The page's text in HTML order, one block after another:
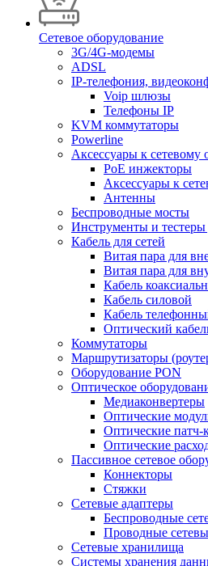
Сетевое оборудование
3G/4G-модемы
ADSL
IP-телефония,
Voip шлюзы
Телефоны IP
KVM коммутаторы
Powerline
Аксессуары к сетевому
PoE инжекторы
Аксессуары к
Антенны
Беспроводные мосты
Инструменты и тестеры
Кабель для сетей
Витая пара для
Витая пара для
Кабель
Кабель силовой
Кабель
Оптический
Коммутаторы
Маршрутизаторы
Оборудование PON
Оптическое
Медиаконвертеры
Оптические
Оптические патч-
Оптические
Пассивное сетевое
Коннекторы
Стяжки
Сетевые адаптеры
Беспроводные
Проводные
Сетевые хранилища
Системы хранения